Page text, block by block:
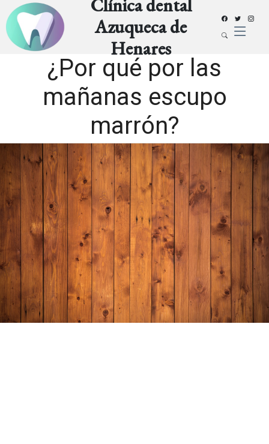
Clínica dental
Azuqueca de
Henares
¿Por qué por las
mañanas escupo
marrón?